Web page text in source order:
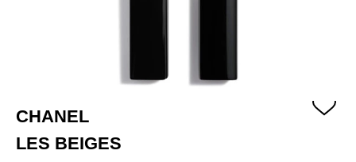
CHANEL
LES BEIGES